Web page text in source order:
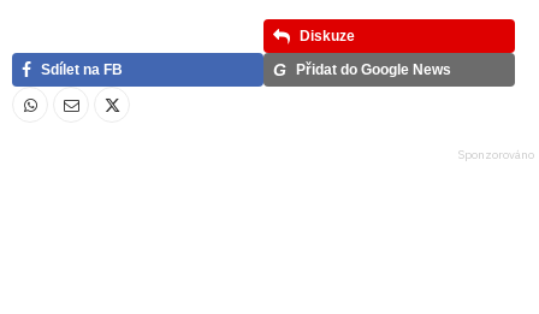
Diskuze
Sdílet na FB
G Přidat do Google News